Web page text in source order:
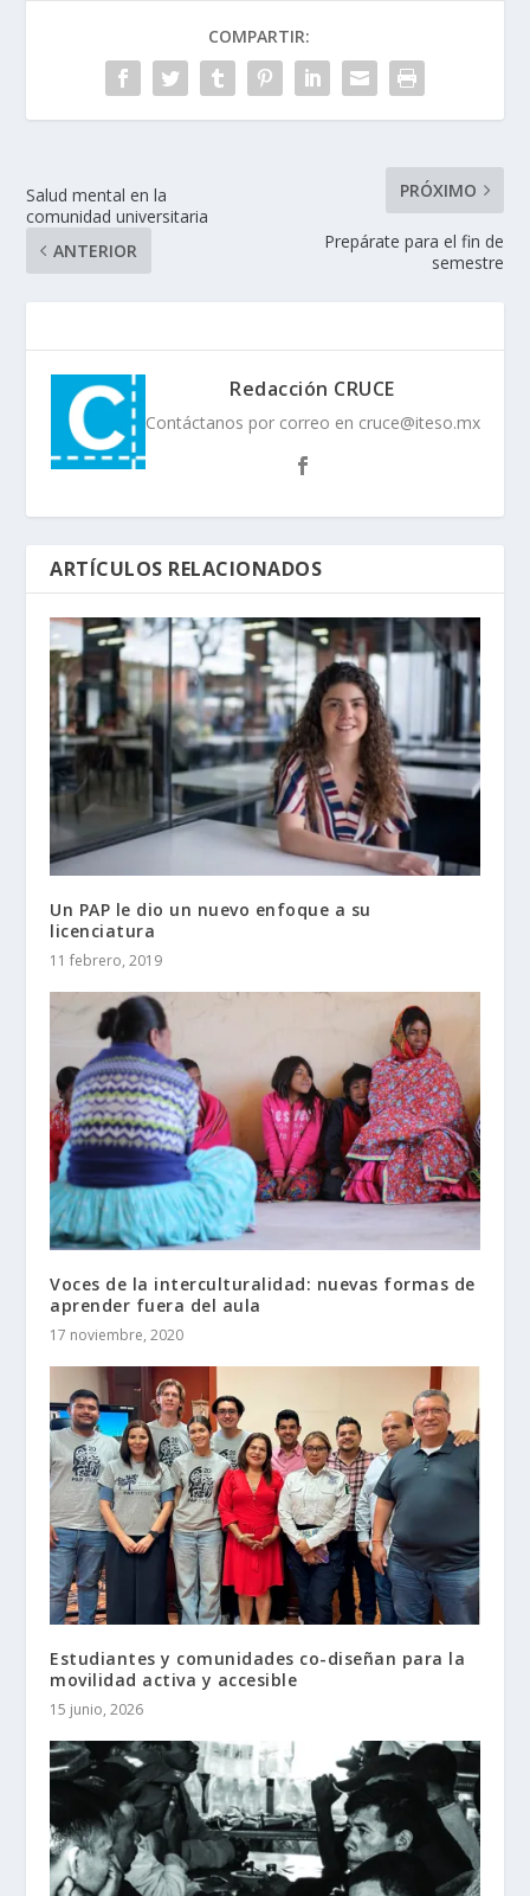
COMPARTIR:
Salud mental en la
comunidad universitaria
ANTERIOR
PRÓXIMO
Prepárate para el fin de
semestre
Redacción CRUCE
Contáctanos por correo en cruce@iteso.mx
ARTÍCULOS RELACIONADOS
Un PAP le dio un nuevo enfoque a su
licenciatura
11 febrero, 2019
Voces de la interculturalidad: nuevas formas de
aprender fuera del aula
17 noviembre, 2020
Estudiantes y comunidades co-diseñan para la
movilidad activa y accesible
15 junio, 2026